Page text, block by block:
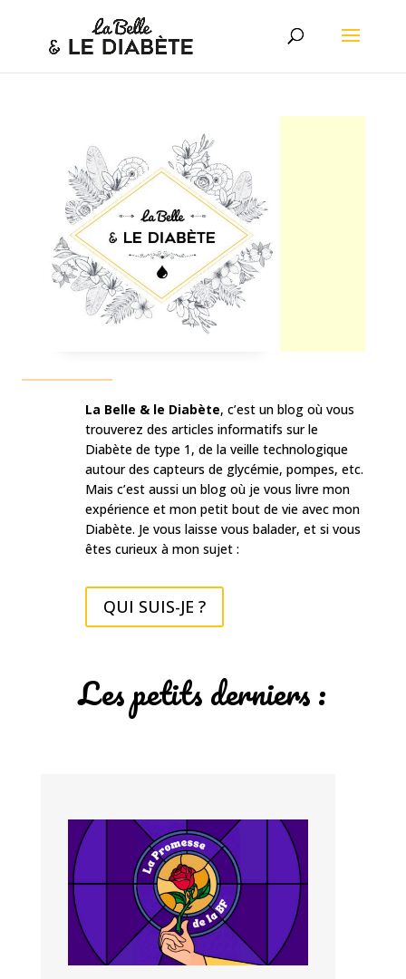
La Belle & le Diabète, c’est un blog où vous
trouverez des articles informatifs sur le
Diabète de type 1, de la veille technologique
autour des capteurs de glycémie, pompes, etc.
Mais c’est aussi un blog où je vous livre mon
expérience et mon petit bout de vie avec mon
Diabète. Je vous laisse vous balader, et si vous
êtes curieux à mon sujet :
QUI SUIS-JE ?
Les petits derniers :